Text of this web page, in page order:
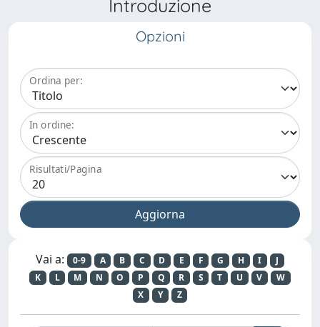
Introduzione
Opzioni
Ordina per:
In ordine:
Risultati/Pagina
Vai a: 0-9 A B C D E F G H I
J
K
L M N O P Q R S T U V
W
X
Y Z